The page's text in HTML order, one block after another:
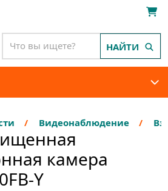
НАЙТИ
Видеонаблюдение
камера
Y